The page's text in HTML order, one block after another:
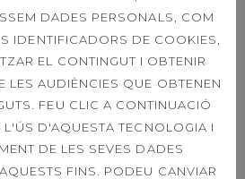
compartir amb vosaltres
noves pistes de pàdel i de
dut a terme dins el
de 6 mesos.
Per
us deixem dos vídeos
que
DADES PERSONALS, COM
IDENTIFICADORS DE COOKIES,
EL CONTINGUT I OBTENIR
LES AUDIÈNCIES QUE OBTENEN
FEU CLIC A CONTINUACIÓ
L'ÚS D'AQUESTA TECNOLOGIA I
DE LES SEVES DADES
FINS. PODEU CANVIAR